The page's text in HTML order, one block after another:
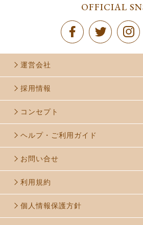
OFFICIAL
運営会社
採用情報
コンセプト
ヘルプ・ご利用ガイド
お問い合せ
利用規約
個人情報保護方針